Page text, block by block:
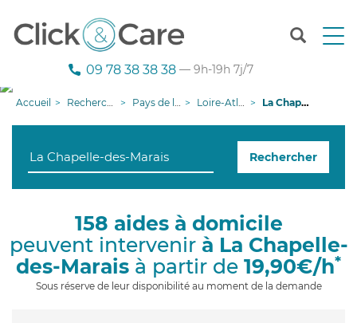
T
n
g
i
o
n
09 78 38 38 38 — 9h-19h 7j/7
Accueil Recherche aide à domicile Pays de la Loire Loire-Atlantique La Chapelle-des-Marais
Rechercher
158 aides à domicile
peuvent intervenir à La Chapelle-
des-Marais à partir de 19,90€/h*
Sous réserve de leur disponibilité au moment de la demande